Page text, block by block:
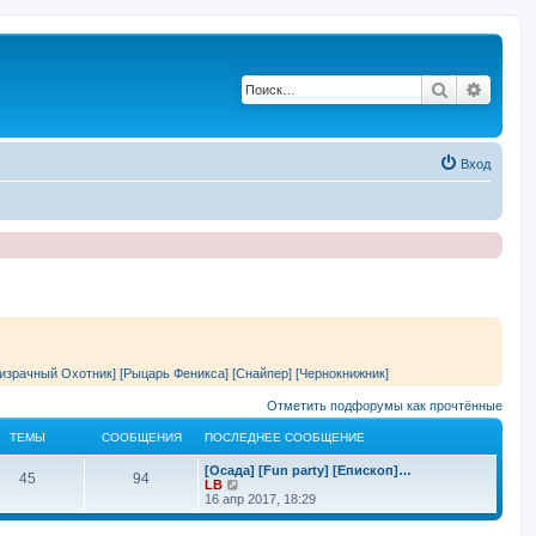
Поиск
Вход
Охотник] [Рыцарь Феникса] [Снайпер] [Чернокнижник]
Отметить подфорумы как прочтённые
ТЕМЫ СООБЩЕНИЯ ПОСЛЕДНЕЕ СООБЩЕНИЕ
45 94С
П
о
с
л
[Осада] [Fun party] [Епископ]…
LB
е
р
16 апр 2017, 18:29